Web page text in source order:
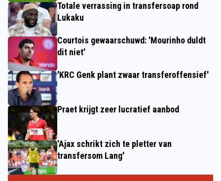
Totale verrassing in transfersoap rond
Lukaku
Courtois gewaarschuwd: 'Mourinho duldt
dit niet'
'KRC Genk plant zwaar transferoffensief'
Praet krijgt zeer lucratief aanbod
'Ajax schrikt zich te pletter van
transfersom Lang'